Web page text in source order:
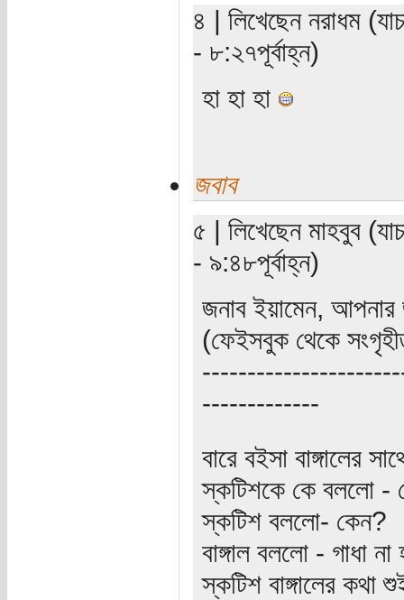
৪ | লিখেছেন নরাধম
- ৮:২৭পূর্বাহ্ন)
হা হা হা
জবাব
৫ | লিখেছেন মাহবুব
- ৯:৪৮পূর্বাহ্ন)
জনাব ইয়ামেন,
(ফেইসবুক থেকে
-------------
বারে বইসা বাঙ্গালের
স্কটিশকে কে বললো -
স্কটিশ বললো- কেন?
বাঙ্গাল বললো - গাধা
স্কটিশ বাঙ্গালের